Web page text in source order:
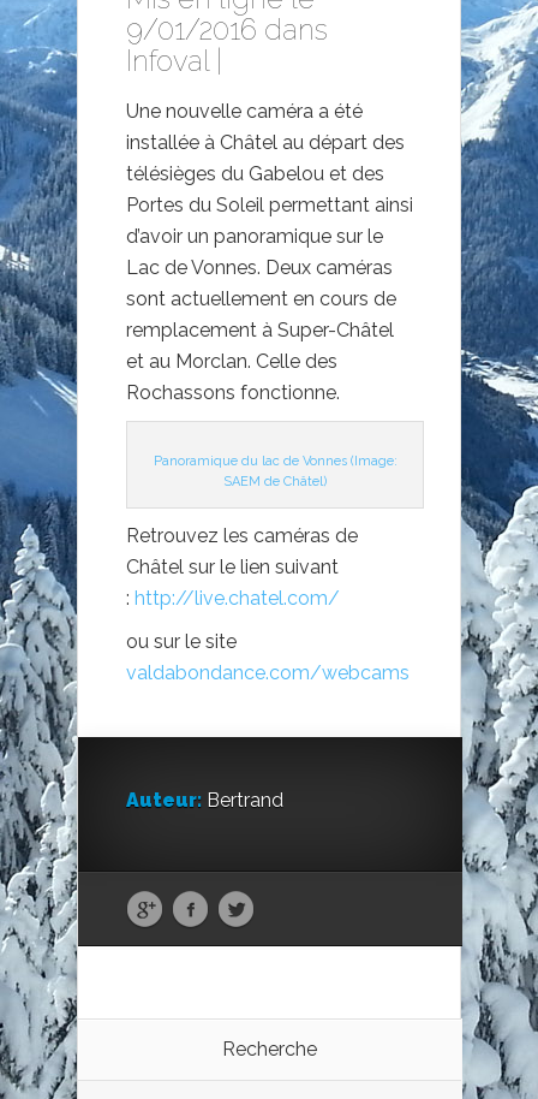
9/01/2016 dans
Infoval
Une nouvelle caméra a été
installée à Châtel au départ des
télésièges du Gabelou et des
Portes du Soleil permettant ainsi
d’avoir un panoramique sur le
Lac de Vonnes. Deux caméras
sont actuellement en cours de
remplacement à Super-Châtel
et au Morclan. Celle des
Rochassons fonctionne.
Panoramique du lac de Vonnes (Image:
SAEM de Châtel)
Retrouvez les caméras de
Châtel sur le lien suivant
: http://live.chatel.com/
ou sur le site
valdabondance.com/webcams
Auteur: Bertrand
Recherche